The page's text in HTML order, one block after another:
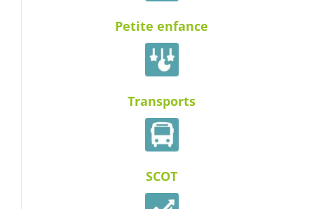
Petite enfance
Transports
SCOT